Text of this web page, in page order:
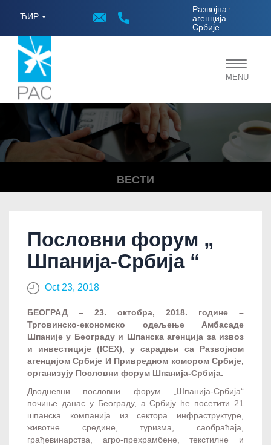
ЋИР
Развојна
агенција
Србије
;
Toggle
MENU
ВЕСТИ
Пословни форум „
Шпанија-Србија “
Oct 23, 2018
БЕОГРАД – 23. октобра, 2018. године –
Трговинско-економско одељење Амбасаде
Шпаније у Београду и Шпанска агенција за извоз
и инвестиције (ICEX), у сарадњи са Развојном
агенцијом Србије И Привредном комором Србије,
организују Пословни форум Шпанија-Србија.
Дводневни пословни форум „Шпанија-Србија“
почиње данас у Београду, а Србију ће посетити 21
шпанска компанија из сектора инфраструктуре,
животне средине, туризма, саобраћаја,
грађевинарства, агро-прехрамбене, текстилне и